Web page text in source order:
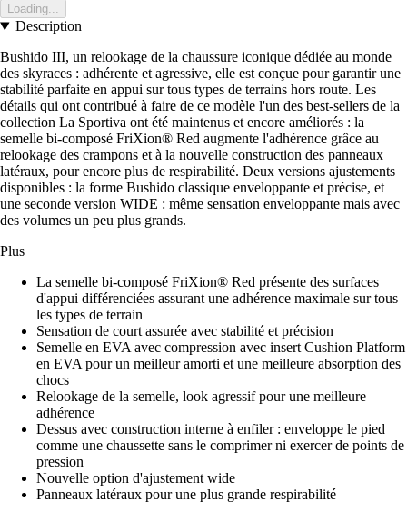
Loading...
Description
Bushido III, un relookage de la chaussure iconique dédiée au monde
des skyraces : adhérente et agressive, elle est conçue pour garantir une
stabilité parfaite en appui sur tous types de terrains hors route. Les
détails qui ont contribué à faire de ce modèle l'un des best-sellers de la
collection La Sportiva ont été maintenus et encore améliorés : la
semelle bi-composé FriXion® Red augmente l'adhérence grâce au
relookage des crampons et à la nouvelle construction des panneaux
latéraux, pour encore plus de respirabilité. Deux versions ajustements
disponibles : la forme Bushido classique enveloppante et précise, et
une seconde version WIDE : même sensation enveloppante mais avec
des volumes un peu plus grands.
Plus
La semelle bi-composé FriXion® Red présente des surfaces
d'appui différenciées assurant une adhérence maximale sur tous
les types de terrain
Sensation de court assurée avec stabilité et précision
Semelle en EVA avec compression avec insert Cushion Platform
en EVA pour un meilleur amorti et une meilleure absorption des
chocs
Relookage de la semelle, look agressif pour une meilleure
adhérence
Dessus avec construction interne à enfiler : enveloppe le pied
comme une chaussette sans le comprimer ni exercer de points de
pression
Nouvelle option d'ajustement wide
Panneaux latéraux pour une plus grande respirabilité